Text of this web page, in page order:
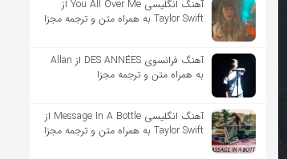
آهنگ انگلیسی You All Over Me از
Taylor Swift به همراه متن و ترجمه مجزا
آهنگ فرانسوی DES ANNÉES از Allan
به همراه متن و ترجمه مجزا
آهنگ انگلیسی Message In A Bottle از
Taylor Swift به همراه متن و ترجمه مجزا